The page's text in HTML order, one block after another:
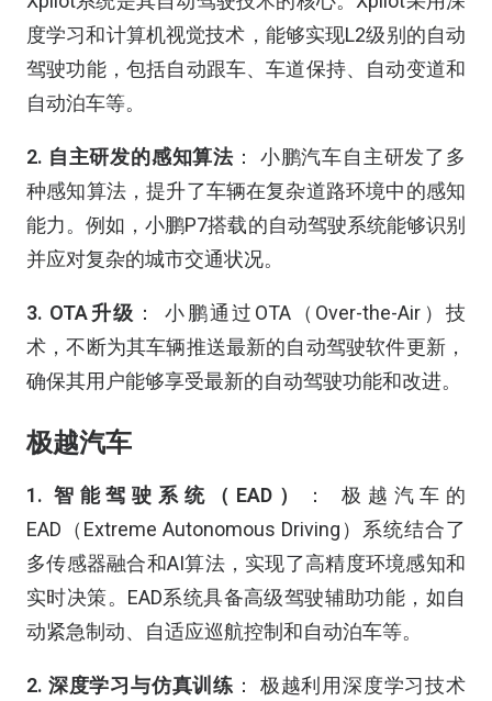
度学习和计算机视觉技术，能够实现L2级别的自动
驾驶功能，包括自动跟车、车道保持、自动变道和
自动泊车等。
2. 自主研发的感知算法 ： 小鹏汽车自主研发了多
种感知算法，提升了车辆在复杂道路环境中的感知
能力。例如，小鹏P7搭载的自动驾驶系统能够识别
并应对复杂的城市交通状况。
3. OTA升级 ： 小鹏通过OTA（Over-the-Air）技
术，不断为其车辆推送最新的自动驾驶软件更新，
确保其用户能够享受最新的自动驾驶功能和改进。
极越汽车
1. 智能驾驶系统（EAD）
： 极越汽车的
EAD（Extreme Autonomous Driving）系统结合了
多传感器融合和AI算法，实现了高精度环境感知和
实时决策。EAD系统具备高级驾驶辅助功能，如自
动紧急制动、自适应巡航控制和自动泊车等。
2. 深度学习与仿真训练 ： 极越利用深度学习技术